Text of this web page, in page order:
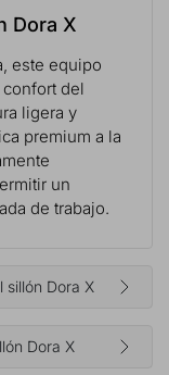
Dora X
este equipo
del
ligera y
premium a la
un
de trabajo.
sillón Dora X
Dora X